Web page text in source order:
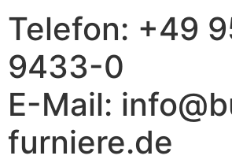
Telefon: +49
9433-0
E-Mail:
furniere.de